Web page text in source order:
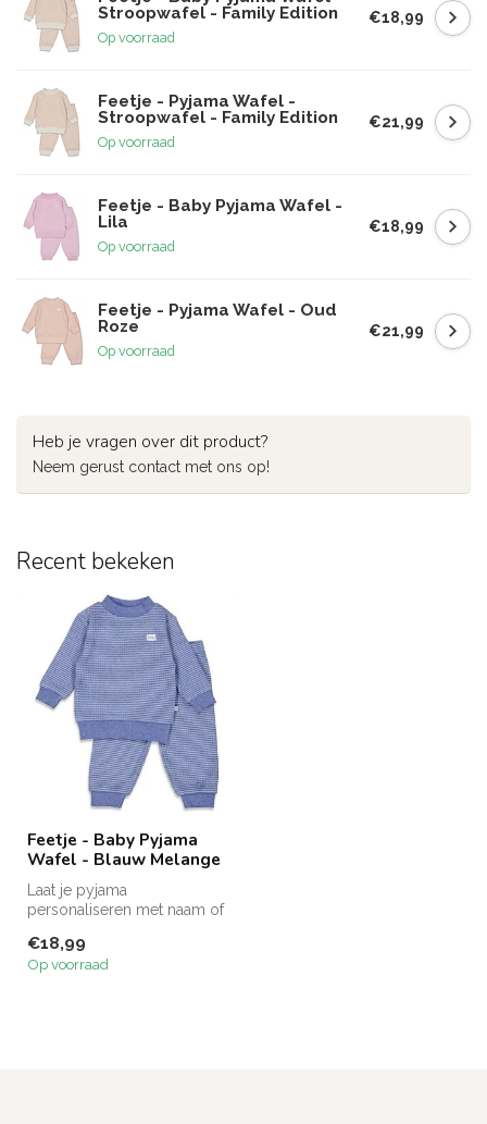
Stroopwafel - Family Edition
Op voorraad
€18,99
Feetje - Pyjama Wafel -
Stroopwafel - Family Edition
Op voorraad
€21,99
Feetje - Baby Pyjama Wafel -
Lila
Op voorraad
€18,99
Feetje - Pyjama Wafel - Oud
Roze
Op voorraad
€21,99
Heb je vragen over dit product?
Neem gerust contact met ons op!
Recent bekeken
Feetje - Baby Pyjama
Wafel - Blauw Melange
Laat je pyjama
personaliseren met naam of
extra.
Zie fo...
€18,99
Op voorraad